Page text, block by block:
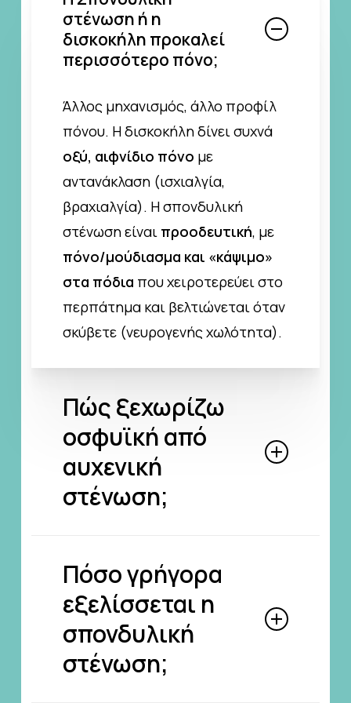
στένωση ή η
δισκοκήλη προκαλεί
περισσότερο πόνο;
Άλλος μηχανισμός, άλλο προφίλ
πόνου. Η δισκοκήλη δίνει συχνά
οξύ, αιφνίδιο πόνο με
αντανάκλαση (ισχιαλγία,
βραχιαλγία). Η σπονδυλική
στένωση είναι προοδευτική, με
πόνο/μούδιασμα και «κάψιμο»
στα πόδια που χειροτερεύει στο
περπάτημα και βελτιώνεται όταν
σκύβετε (νευρογενής χωλότητα).
Πώς ξεχωρίζω
οσφυϊκή από
αυχενική
στένωση;
βάρος στα πόδια, κράμπες,
μουδιάσματα, ανάγκη για
στάσεις ανάπαυσης.
Αυχενική (λαιμός):
αδεξιότητα στα χέρια,
Πόσο γρήγορα
εξελίσσεται η
σπονδυλική
στένωση;